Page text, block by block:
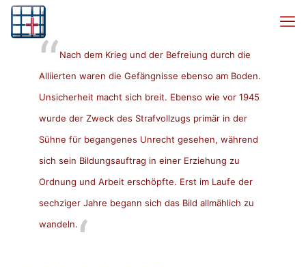
Nach dem Krieg und der Befreiung durch die
Alliierten waren die Gefängnisse ebenso am Boden.
Unsicherheit macht sich breit. Ebenso wie vor 1945
wurde der Zweck des Strafvollzugs primär in der
Sühne für begangenes Unrecht gesehen, während
sich sein Bildungsauftrag in einer Erziehung zu
Ordnung und Arbeit erschöpfte. Erst im Laufe der
sechziger Jahre begann sich das Bild allmählich zu
wandeln.